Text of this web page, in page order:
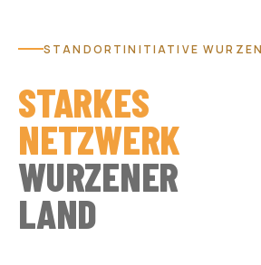
STANDORTINITIATIVE
STARKES
NETZWERK
WURZENER
LAND